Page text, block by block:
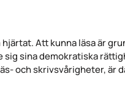
Att kunna läsa är
sina demokratiska
och skrivsvårigheter, är